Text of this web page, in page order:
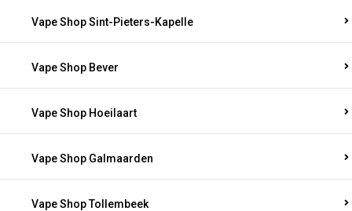
Vape Shop Sint-Pieters-Kapelle
Vape Shop Bever
Vape Shop Hoeilaart
Vape Shop Galmaarden
Vape Shop Tollembeek